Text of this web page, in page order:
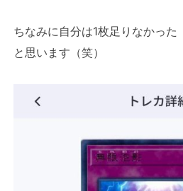
ちなみに自分は1枚足りなかった
と思います（笑）